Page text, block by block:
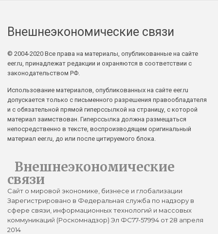
Внешнеэкономические связи
© 2004-2020 Все права на материалы, опубликованные на сайте
eer.ru, принадлежат редакции и охраняются в соответствии с
законодательством РФ.
Использование материалов, опубликованных на сайте eer.ru
допускается только с письменного разрешения правообладателя
и с обязательной прямой гиперссылкой на страницу, с которой
материал заимствован. Гиперссылка должна размещаться
непосредственно в тексте, воспроизводящем оригинальный
материал eer.ru, до или после цитируемого блока.
Внешнеэкономические
связи
Сайт о мировой экономике, бизнесе и глобализации
Зарегистрировано в Федеральная служба по надзору в
сфере связи, информационных технологий и массовых
коммуникаций (Роскомнадзор) Эл ФС77-57994 от 28 апреля
2014